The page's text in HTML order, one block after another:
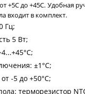
+5С до +45С. Удобная
входит в комплект.
Гц;
5 Вт;
±1°C;
-5 до +50°C;
терморезистор